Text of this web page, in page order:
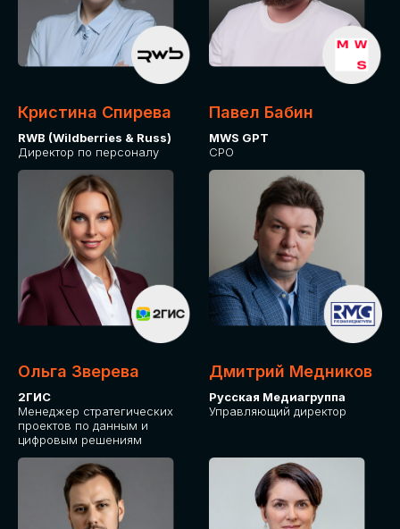
Кристина Спирева
RWB (Wildberries & Russ)
Директор по персоналу
Павел Бабин
MWS GPT
CPO
Ольга Зверева
2ГИС
Менеджер стратегических
проектов по данным и
цифровым решениям
Дмитрий Медников
Русская Медиагруппа
Управляющий директор